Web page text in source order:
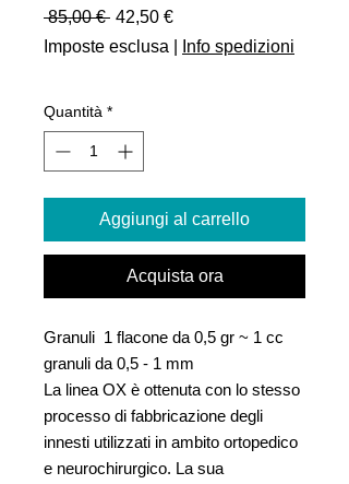
85,00 € Prezzo
regolare
42,50 €Prezzo
scontato
Imposte esclusa Info spedizioni
Quantità *
Aggiungi al carrello
Acquista ora
Granuli 1 flacone da 0,5 gr ~ 1 cc
granuli da 0,5 - 1 mm
La linea OX è ottenuta con lo stesso
processo di fabbricazione degli
innesti utilizzati in ambito ortopedico
e neurochirurgico. La sua